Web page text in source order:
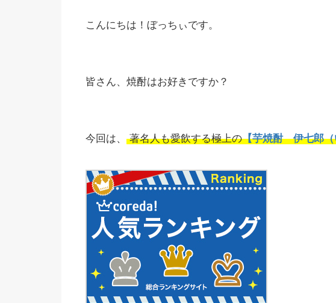
こんにちは！ぼっちぃです。
皆さん、焼酎はお好きですか？
今回は、 著名人も愛飲する極上の【芋焼酎 伊七郎（